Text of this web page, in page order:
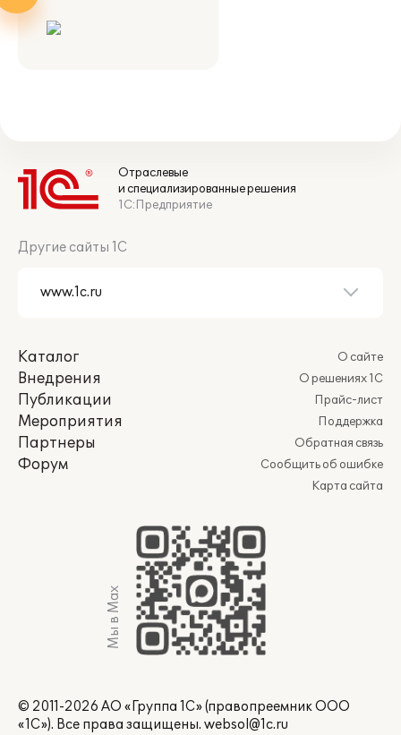
Отраслевые
и специализированные решения
1С:Предприятие
Другие сайты 1С
Каталог
Внедрения
Публикации
Мероприятия
Партнеры
Форум
О сайте
О решениях 1С
Прайс-лист
Поддержка
Обратная связь
Сообщить об ошибке
Карта сайта
Мы в Max
© 2011-2026 АО «Группа 1С» (правопреемник ООО
«1С»). Все права защищены. websol@1c.ru